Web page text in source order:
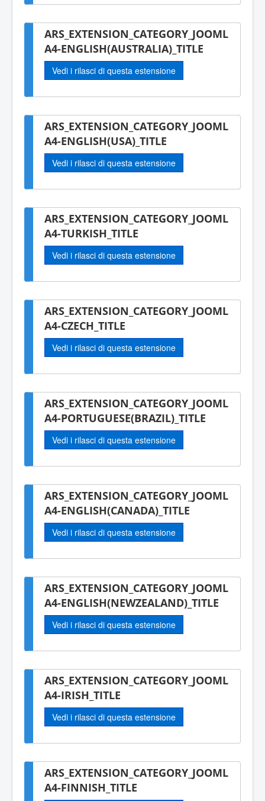
ARS_EXTENSION_CATEGORY_JOOML
A4-ENGLISH(AUSTRALIA)_TITLE
Vedi i rilasci di questa estensione
ARS_EXTENSION_CATEGORY_JOOML
A4-ENGLISH(USA)_TITLE
Vedi i rilasci di questa estensione
ARS_EXTENSION_CATEGORY_JOOML
A4-TURKISH_TITLE
Vedi i rilasci di questa estensione
ARS_EXTENSION_CATEGORY_JOOML
A4-CZECH_TITLE
Vedi i rilasci di questa estensione
ARS_EXTENSION_CATEGORY_JOOML
A4-PORTUGUESE(BRAZIL)_TITLE
Vedi i rilasci di questa estensione
ARS_EXTENSION_CATEGORY_JOOML
A4-ENGLISH(CANADA)_TITLE
Vedi i rilasci di questa estensione
ARS_EXTENSION_CATEGORY_JOOML
A4-ENGLISH(NEWZEALAND)_TITLE
Vedi i rilasci di questa estensione
ARS_EXTENSION_CATEGORY_JOOML
A4-IRISH_TITLE
Vedi i rilasci di questa estensione
ARS_EXTENSION_CATEGORY_JOOML
A4-FINNISH_TITLE